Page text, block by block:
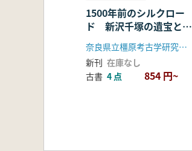
1500年前のシルクロー
ド 新沢千塚の遺宝とそ
の源流
奈良県立橿原考古学研究所附属博物館
新刊 在庫なし
古書 4 点 854 円~